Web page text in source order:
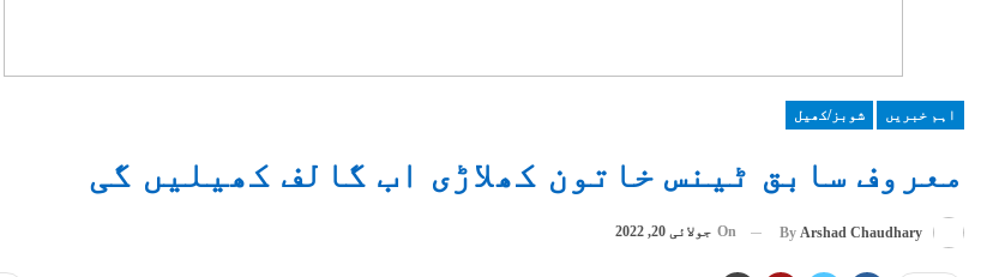
اہم خبریں شوبز/کھیل
معروف سابق ٹینس خاتون کھلاڑی اب گالف کھیلیں گی
By Arshad Chaudhary
On جولائی 20, 2022